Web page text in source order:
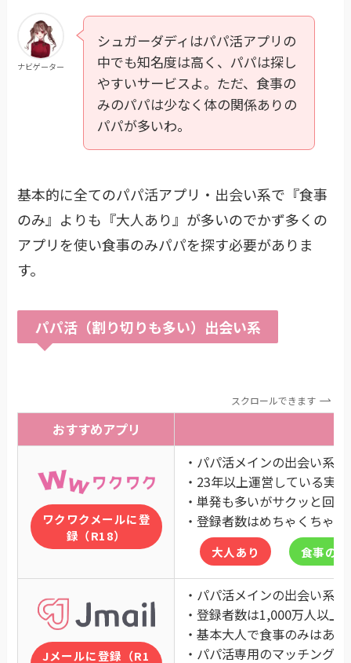
ナビゲーター
シュガーダディはパパ活アプリの
中でも知名度は高く、パパは探し
やすいサービスよ。ただ、食事の
みのパパは少なく体の関係ありの
パパが多いわ。
基本的に全てのパパ活アプリ・出会い系で『食事
のみ』よりも『大人あり』が多いのでかず多くの
アプリを使い食事のみパパを探す必要がありま
す。
パパ活（割り切りも多い）出会い系
スクロールできます
おすすめアプリ
ワクワクメールに登
録（R18）
・パパ活メインの出会い系
・23年以上運営している実
・単発も多いがサクッと回
・登録者数はめちゃくちゃ
大人あり 食事のみ
Jメールに登録（R1
・パパ活メインの出会い系
・登録者数は1,000万人以上
・基本大人で食事のみはあ
・パパ活専用のマッチング